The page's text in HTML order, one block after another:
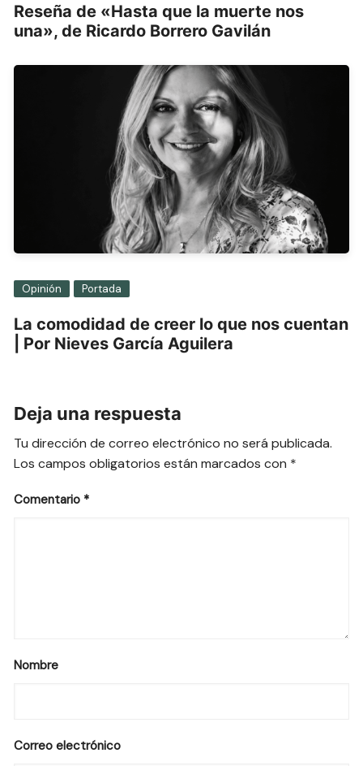
Reseña de «Hasta que la muerte nos
una», de Ricardo Borrero Gavilán
Opinión Portada
La comodidad de creer lo que nos cuentan
| Por Nieves García Aguilera
Deja una respuesta
Tu dirección de correo electrónico no será publicada.
Los campos obligatorios están marcados con *
Comentario *
Nombre
Correo electrónico